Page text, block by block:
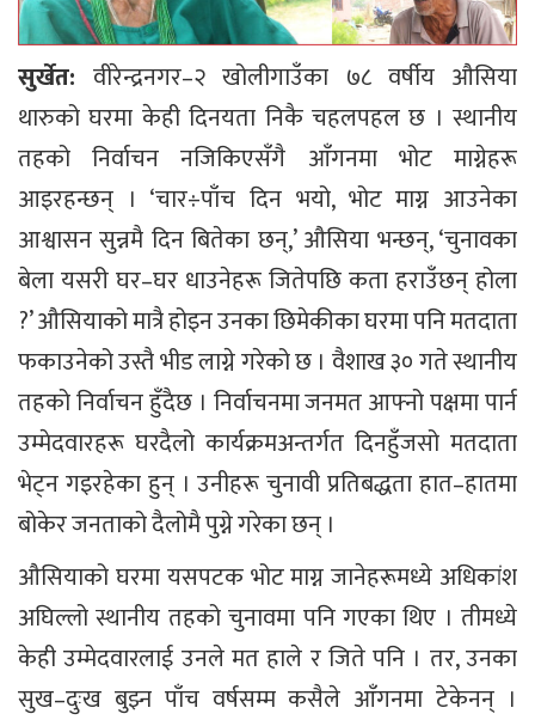
सुर्खेत:वीरेन्द्रनगर–२ खोलीगाउँका ७८ वर्षीय औसिया
थारुको घरमा केही दिनयता निकै चहलपहल छ । स्थानीय
तहको निर्वाचन नजिकिएसँगै आँगनमा भोट माग्नेहरू
आइरहन्छन् । ‘चार÷पाँच दिन भयो, भोट माग्न आउनेका
आश्वासन सुन्नमै दिन बितेका छन्,’ औसिया भन्छन्, ‘चुनावका
बेला यसरी घर–घर धाउनेहरू जितेपछि कता हराउँछन् होला
?’ औसियाको मात्रै होइन उनका छिमेकीका घरमा पनि मतदाता
फकाउनेको उस्तै भीड लाग्ने गरेको छ । वैशाख ३० गते स्थानीय
तहको निर्वाचन हुँदैछ । निर्वाचनमा जनमत आफ्नो पक्षमा पार्न
उम्मेदवारहरू घरदैलो कार्यक्रमअन्तर्गत दिनहुँजसो मतदाता
भेट्न गइरहेका हुन् । उनीहरू चुनावी प्रतिबद्धता हात–हातमा
बोकेर जनताको दैलोमै पुग्ने गरेका छन् ।
औसियाको घरमा यसपटक भोट माग्न जानेहरूमध्ये अधिकांश
अघिल्लो स्थानीय तहको चुनावमा पनि गएका थिए । तीमध्ये
केही उम्मेदवारलाई उनले मत हाले र जिते पनि । तर, उनका
सुख–दुःख बुझ्न पाँच वर्षसम्म कसैले आँगनमा टेकेनन् ।